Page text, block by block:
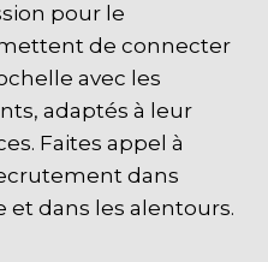
pour le
de connecter
avec les
adaptés à leur
Faites appel à
dans
et dans les alentours.